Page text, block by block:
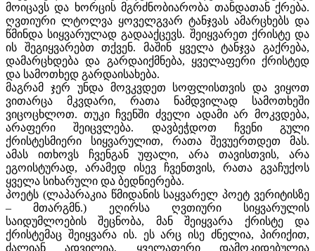
მოიცავს და ხორცის მგრძნობიარობა თანდათან ქრება.
ღვთიური ლტოლვა ყოველგვარ ტანჯვას ამარცხებს და
წმინდა სიყვარულად გადააქცევს. შეიყვარეთ ქრისტე და
ის შეგიყვარებთ თქვენ. მაშინ ყველა ტანჯვა გაქრება,
დამარცხდება და გარდაიქმნება, ყველაფერი ქრისტედ
და სამოთხედ გარდაისახება.
მაგრამ ჯერ უნდა მოვკვდეთ სოფლისთვის და ვიყოთ
ვითარცა მკვდარი, რათა ნამდვილად სამოთხეში
ვიცოცხლოთ. თუკი ჩვენში ძველი ადამი არ მოკვდება,
არაფერი შეიცვლება. დავბეჭდოთ ჩვენი გული
ქრისტესმიერი სიყვარულით, რათა შევუერთდეთ მას.
ამას ითხოვს ჩვენგან უფალი, არა თავისთვის, არა
ეგოისტურად, არამედ ისევ ჩვენთვის, რათა გვაჩუქოს
ყველა სიხარული და ბედნიერება.
პოეტს (ლაპარაკია წმიდანის საყვარელ პოეტ ვერიტისზე
– მთარგმნ.) ეღირსა ღვთიური სიყვარულის
საიდუმლოების შეცნობა, მან შეიყვარა ქრისტე და
ქრისტემაც შეიყვარა ის. ეს არც ისე ძნელია, პირიქით,
ძალიან ადვილია, ყველაფერი დამოკიდებულია